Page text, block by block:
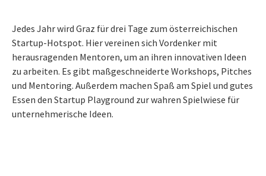
Jedes Jahr wird Graz für drei Tage zum österreichischen
Startup-Hotspot. Hier vereinen sich Vordenker mit
herausragenden Mentoren, um an ihren innovativen Ideen
zu arbeiten. Es gibt maßgeschneiderte Workshops, Pitches
und Mentoring. Außerdem machen Spaß am Spiel und gutes
Essen den Startup Playground zur wahren Spielwiese für
unternehmerische Ideen.